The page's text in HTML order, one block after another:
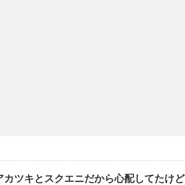
カツキとスクエニだから心配してたけど